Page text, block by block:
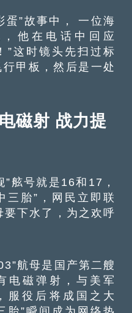
”故事中， 一位海
他在电话中回应
”这时镜头先扫过标
甲板，然后是一处
磁射 战力提
号就是16和17，
三胎”，网民立即联
要下水了，为之欢呼
航母是国产第二艘
电磁弹射，与美军
服役后将成国之大